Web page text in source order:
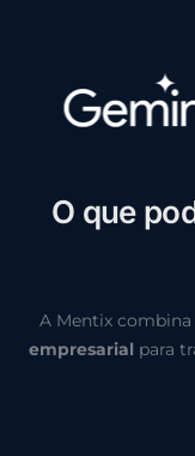
O que po
A Mentix combina
empresarial para